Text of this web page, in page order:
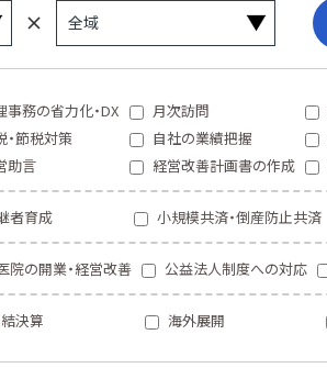
事務の省力化・DX 月次訪問
・節税対策 自社の業績把握
助言 経営改善計画書の作成
者育成 小規模共済・倒産防止共済
院の開業・経営改善 公益法人制度への対応
決算 海外展開